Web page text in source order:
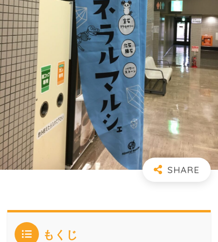
もくじ